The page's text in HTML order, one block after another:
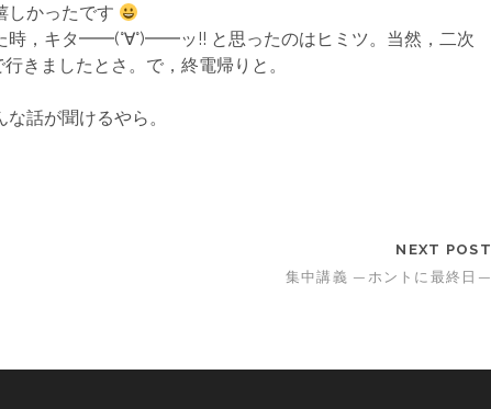
しかったです
時，キタ━━(°∀°)━━ッ!! と思ったのはヒミツ。当然，二次
きましたとさ。で，終電帰りと。
話が聞けるやら。
NEXT POST
集中講義 —ホントに最終日—